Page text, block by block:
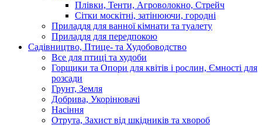
Плівки, Тенти, Агроволокно, Стрейч
Сітки москітні, затінюючи, городні
Приладдя для ванної кімнати та туалету
Приладдя для передпокою
Садівництво, Птице- та Худобоводство
Все для птиці та худоби
Горщики та Опори для квітів і рослин, Ємності для
розсади
Грунт, Земля
Добрива, Укорінювачі
Насіння
Отрута, Захист від шкідників та хвороб